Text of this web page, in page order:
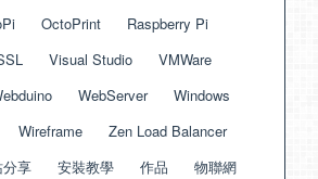
OctoPrint
Raspberry Pi
Visual Studio
VMWare
WebServer
Windows
Wireframe
Zen Load Balancer
享 安裝教學 作品
物聯網